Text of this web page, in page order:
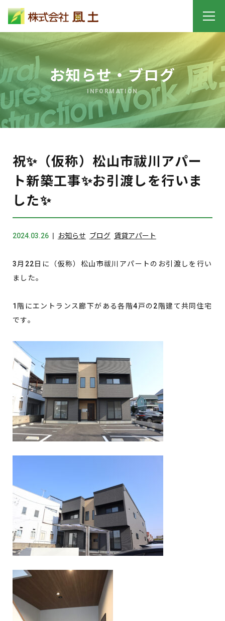
お知らせ・ブログ
INFORMATION
祝✨（仮称）松山市祓川アパー
ト新築工事✨お引渡しを行いま
した✨
2024.03.26 お知らせ ブログ 賃貸アパート
3月22日に（仮称）松山市祓川アパートのお引渡しを行い
ました。
1階にエントランス廊下がある各階4戸の2階建て共同住宅
です。